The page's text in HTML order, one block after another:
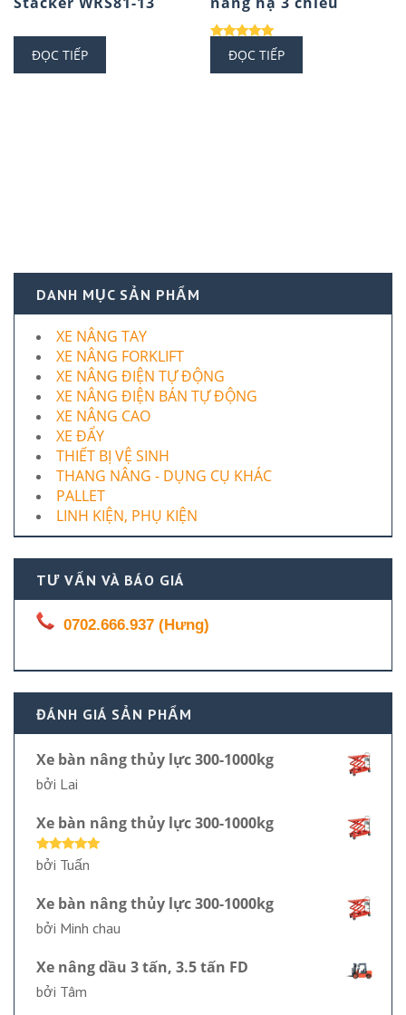
ĐỌC TIẾP
Được xếp
hạng
5.00
ĐỌC TIẾP
DANH MỤC SẢN PHẨM
XE NÂNG TAY
XE NÂNG FORKLIFT
XE NÂNG ĐIỆN TỰ ĐỘNG
XE NÂNG ĐIỆN BÁN TỰ ĐỘNG
XE NÂNG CAO
XE ĐẨY
THIẾT BỊ VỆ SINH
THANG NÂNG - DỤNG CỤ KHÁC
PALLET
LINH KIỆN, PHỤ KIỆN
TƯ VẤN VÀ BÁO GIÁ
0702.666.937 (Hưng)
ĐÁNH GIÁ SẢN PHẨM
Xe bàn nâng thủy lực 300-1000kg
bởi Lai
Xe bàn nâng thủy lực 300-1000kg
Được xếp
hạng55
bởi Tuấn
Xe bàn nâng thủy lực 300-1000kg
bởi Minh chau
Xe nâng dầu 3 tấn, 3.5 tấn FD
bởi Tâm